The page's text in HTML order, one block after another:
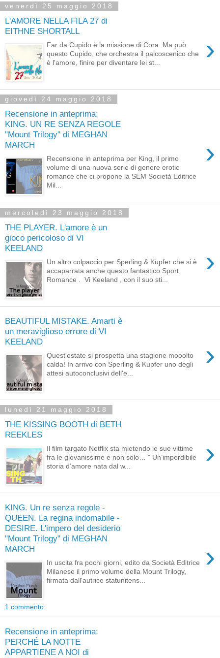
venerdì 25 maggio 2018
L'AMORE NELLA FILA 27 di
EITHNE SHORTALL
›
Far da Cupido è la missione di Cora. Ma può
questo Cupido, che orchestra il palcoscenico che
è l'amore, finire per diventare lei st...
giovedì 24 maggio 2018
Recensione in anteprima:
KING. UN RE SENZA REGOLE
"Mount Trilogy" di MEGHAN
MARCH
›
Recensione in anteprima per King, il primo
volume di una nuova serie di genere erotic
romance che ci propone la SEM Società Editrice
Mil...
mercoledì 23 maggio 2018
THE PLAYER. L'amore è un
gioco pericoloso di VI
KEELAND
›
Un altro colpaccio per Sperling & Kupfer che si è
accaparrata anche questo fantastico Sport
Romance . Vi Keeland , con il suo sti...
BEAUTIFUL MISTAKE. Amarti è
un meraviglioso errore di VI
KEELAND
›
Quest'estate si prospetta una stagione mooolto
calda! In arrivo con Sperling & Kupfer uno degli
attesi autoconclusivi dell'e...
lunedì 21 maggio 2018
THE KISSING BOOTH di BETH
REEKLES
›
Il film targato Netflix sta mietendo le sue vittime
fra le giovanissime e non solo… " Un’imperdibile
storia d’amore nata dal w...
KING. Un re senza regole -
QUEEN. La regina indomabile -
DESIRE. L'impero del desiderio
"Mount Trilogy" di MEGHAN
MARCH
›
In uscita fra pochi giorni, edito da Società Editrice
Milanese il primo volume della Mount Trilogy,
firmata dall'autrice statunitens...
1 commento:
Recensione in anteprima:
PERCHÉ LA NOTTE
APPARTIENE A NOI di